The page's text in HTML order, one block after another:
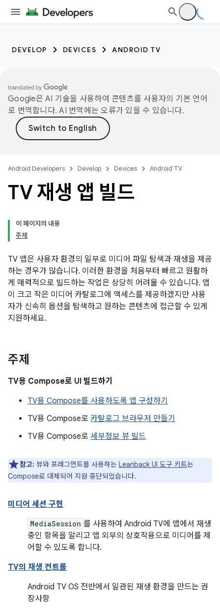
DEVELOP DEVICES ANDROID TV
Google은 AI 기술을 사용하여 콘텐츠를 사용자의 기본 언어
로 번역합니다. AI 번역에는 오류가 있을 수 있습니다.
Android Developers Develop Devices Android TV
TV 재생 앱 빌드
이 페이지의 내용
주제
TV 앱은 사용자 환경의 일부로 미디어 파일 탐색과 재생을 제공
하는 경우가 많습니다. 이러한 환경을 처음부터 빠르고 원활하
게 매력적으로 빌드하는 작업은 상당히 어려울 수 있습니다. 앱
이 크고 작은 미디어 카탈로그에 액세스를 제공하겠지만 사용
자가 신속히 옵션을 탐색하고 원하는 콘텐츠에 접근할 수 있게
지원하세요.
주제
TV용 Compose로 UI 빌드하기
TV용 Compose를 사용하도록 앱 구성하기
TV용 Compose로 카탈로그 브라우저 만들기
TV용 Compose로 세부정보 뷰 빌드
참고: 뷰와 프래그먼트를 사용하는 Leanback UI 도구 키트는
Compose로 대체되어 지원 중단되었습니다.
미디어 세션 구현
MediaSession 를 사용하여 Android TV에 앱에서 재생
중인 항목을 알리고 앱 외부의 상호작용으로 미디어를 제
어할 수 있도록 합니다.
TV의 재생 컨트롤
Android TV OS 전반에서 일관된 재생 환경을 만드는 권
장사항